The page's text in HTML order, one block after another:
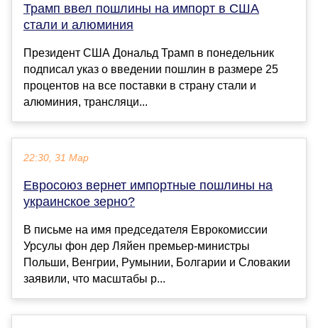
Трамп ввел пошлины на импорт в США
стали и алюминия
Президент США Дональд Трамп в понедельник
подписал указ о введении пошлин в размере 25
процентов на все поставки в страну стали и
алюминия, трансляци...
22:30, 31 Мар
Евросоюз вернет импортные пошлины на
украинское зерно?
В письме на имя председателя Еврокомиссии
Урсулы фон дер Ляйен премьер-министры
Польши, Венгрии, Румынии, Болгарии и Словакии
заявили, что масштабы р...